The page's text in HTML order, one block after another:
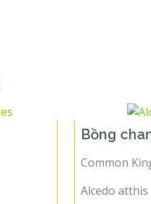
Bồng
Common
Alcedo atthis